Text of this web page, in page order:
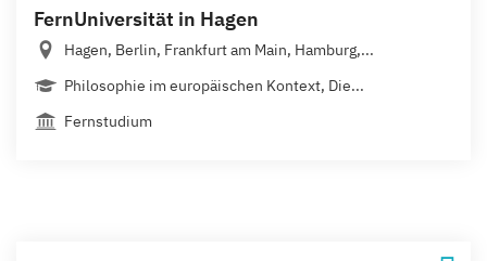
FernUniversität in Hagen
Hagen, Berlin, Frankfurt am Main, Hamburg,...
Philosophie im europäischen Kontext, Die...
Fernstudium